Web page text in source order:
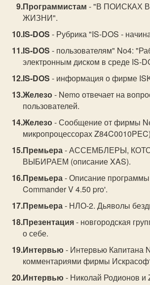
Программистам - "В ПОИСКАХ
ЖИЗНИ".
IS-DOS - Рубрика "IS-DOS -
IS-DOS - пользователям" No4:
электронным диском в среде IS-
IS-DOS - информация о фирме
Железо- Nemo отвечает на
пользователей.
Железо- Сообщение от фирмы
микропроцессорах
Премьера- АССЕМБЛЕРЫ,
ВЫБИРАЕМ (описание XAS).
Премьера- Описание
Commander V 4.50 pro'.
Премьера- НЛО-2. Дьяволы
Презентация- новгородская
о себе.
Интервью - Интервью Капитана
комментариями фирмы
Интервью - Николай Родионов и